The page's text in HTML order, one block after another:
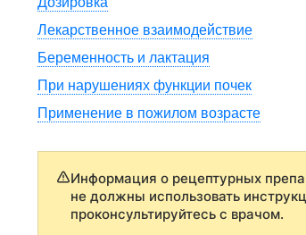
Лекарственное взаимодействие
Беременность и лактация
При нарушениях функции почек
Применение в пожилом возрасте
Информация о рецептурных
не должны использовать
проконсультируйтесь с врачом.